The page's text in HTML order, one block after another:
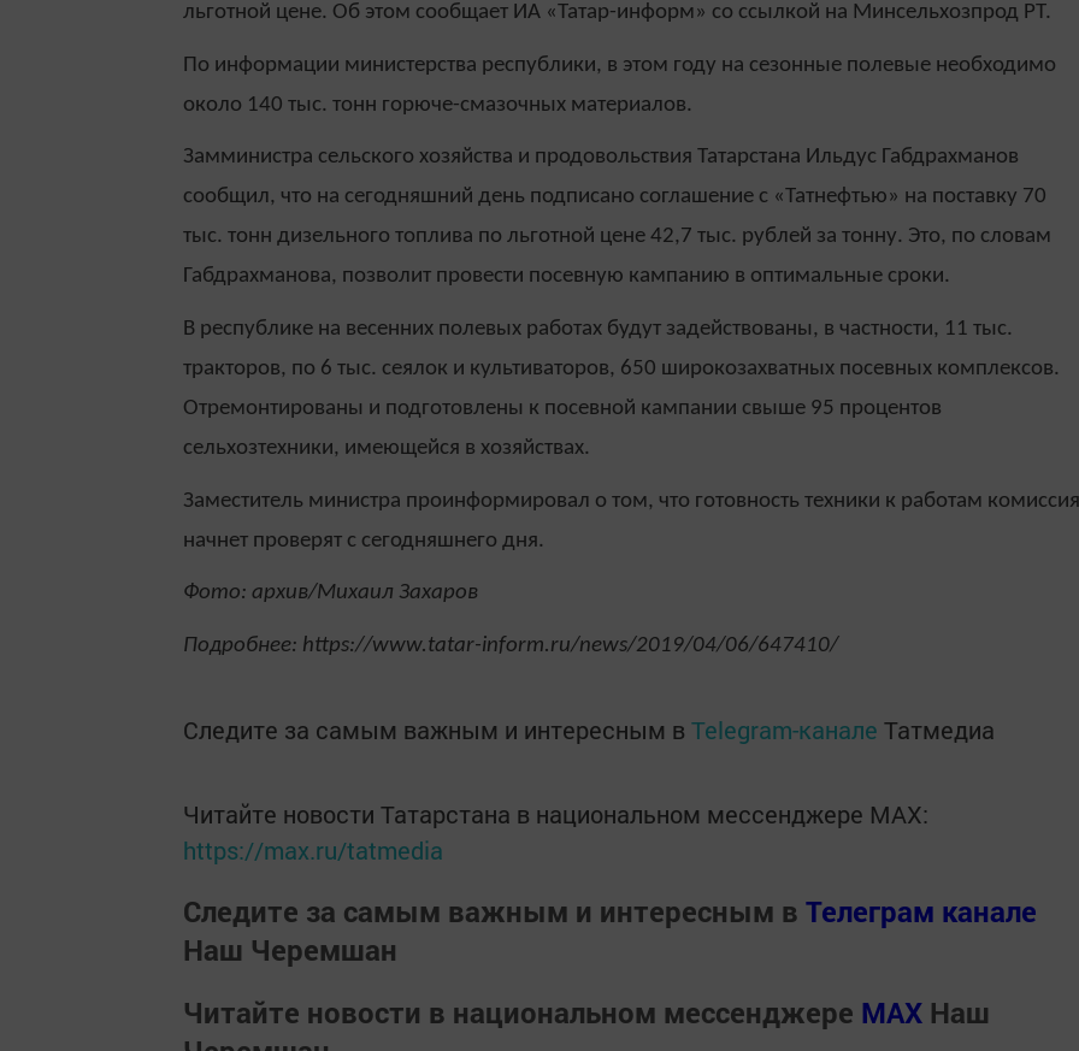
льготной цене. Об этом сообщает ИА «Татар-информ» со ссылкой на Минсельхозпрод РТ.
По информации министерства республики, в этом году на сезонные полевые необходимо
около 140 тыс. тонн горюче-смазочных материалов.
Замминистра сельского хозяйства и продовольствия Татарстана Ильдус Габдрахманов
сообщил, что на сегодняшний день подписано соглашение с «Татнефтью» на поставку 70
тыс. тонн дизельного топлива по льготной цене 42,7 тыс. рублей за тонну. Это, по словам
Габдрахманова, позволит провести посевную кампанию в оптимальные сроки.
В республике на весенних полевых работах будут задействованы, в частности, 11 тыс.
тракторов, по 6 тыс. сеялок и культиваторов, 650 широкозахватных посевных комплексов.
Отремонтированы и подготовлены к посевной кампании свыше 95 процентов
сельхозтехники, имеющейся в хозяйствах.
Заместитель министра проинформировал о том, что готовность техники к работам комиссия
начнет проверят с сегодняшнего дня.
Фото: архив/Михаил Захаров
Подробнее: https://www.tatar-inform.ru/news/2019/04/06/647410/
Следите за самым важным и интересным в Telegram-канале Татмедиа
Читайте новости Татарстана в национальном мессенджере MАХ:
https://max.ru/tatmedia
Следите за самым важным и интересным в Телеграм канале
Наш Черемшан
Читайте новости в национальном мессенджере MАХ Наш